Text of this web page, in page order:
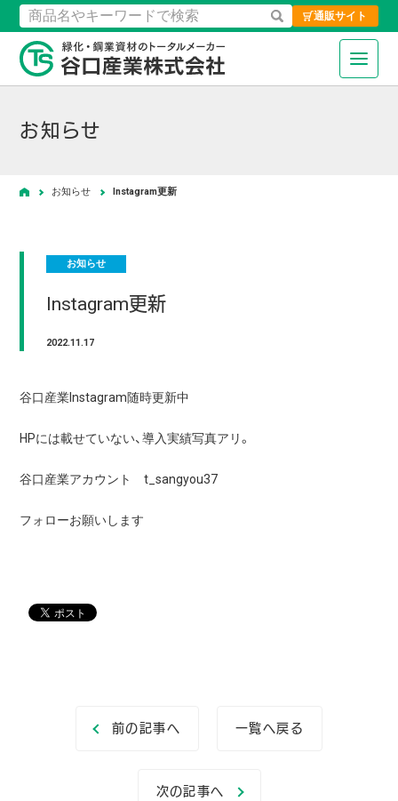
検索 通販サイト
緑化・鋼業資材のトータルメ
お知らせ
ホームお知らせ Instagram更新
お知らせ
Instagram更新
2022.11.17
谷口産業Instagram随時更新中
HPには載せていない、導入実績写真アリ。
谷口産業アカウント t_sangyou37
フォローお願いします
前の記事へ 一覧へ戻る
次の記事へ